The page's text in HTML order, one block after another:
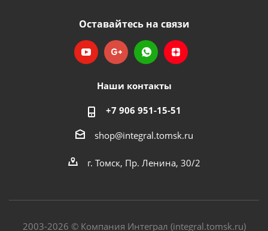
Оставайтесь на связи
Наши контакты
+7 906 951-15-51
shop@integral.tomsk.ru
г. Томск, Пр. Ленина, 30/2
2003-2026 © Компания Интеграл (integral.tomsk.ru)